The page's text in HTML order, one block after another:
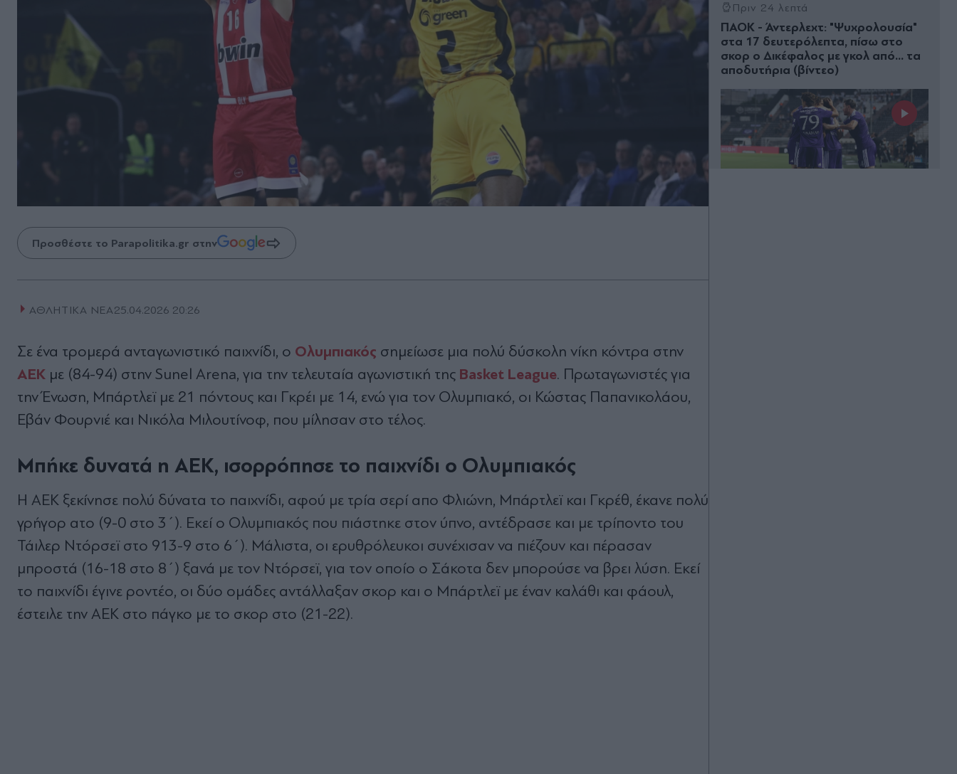
Προσθέστε το Parapolitika.gr στην
ΑΘΛΗΤΙΚΑ ΝΕΑ25.04.2026 20:26
Σε ένα τρομερά ανταγωνιστικό παιχνίδι, ο Ολυμπιακός σημείωσε μια πολύ δύσκολη νίκη κόντρα στην
ΑΕΚ με (84-94) στην Sunel Arena, για την τελευταία αγωνιστική της Basket League. Πρωταγωνιστές για
την Ένωση, Μπάρτλεϊ με 21 πόντους και Γκρέι με 14, ενώ για τον Ολυμπιακό, οι Κώστας Παπανικολάου,
Εβάν Φουρνιέ και Νικόλα Μιλουτίνοφ, που μίλησαν στο τέλος.
Μπήκε δυνατά η ΑΕΚ, ισορρόπησε το παιχνίδι ο Ολυμπιακός
Η ΑΕΚ ξεκίνησε πολύ δύνατα το παιχνίδι, αφού με τρία σερί απο Φλιώνη, Μπάρτλεϊ και Γκρέθ, έκανε πολύ
γρήγορ ατο (9-0 στο 3΄). Εκεί ο Ολυμπιακός που πιάστηκε στον ύπνο, αντέδρασε και με τρίποντο του
Τάιλερ Ντόρσεϊ στο 913-9 στο 6΄). Μάλιστα, οι ερυθρόλευκοι συνέχισαν να πιέζουν και πέρασαν
μπροστά (16-18 στο 8΄) ξανά με τον Ντόρσεϊ, για τον οποίο ο Σάκοτα δεν μπορούσε να βρει λύση. Εκεί
το παιχνίδι έγινε ροντέο, οι δύο ομάδες αντάλλαξαν σκορ και ο Μπάρτλεϊ με έναν καλάθι και φάουλ,
έστειλε την ΑΕΚ στο πάγκο με το σκορ στο (21-22).
Πριν 24 λεπτά
ΠΑΟΚ - Άντερλεχτ: "Ψυχρολουσία"
στα 17 δευτερόλεπτα, πίσω στο
σκορ ο Δικέφαλος με γκολ από... τα
αποδυτήρια (βίντεο)